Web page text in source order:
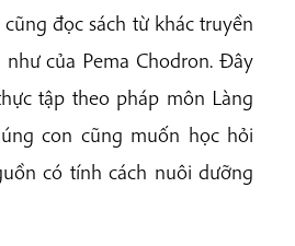
đọc sách từ khác truyền
của Pema Chodron. Đây
tập theo pháp môn Làng
con cũng muốn học hỏi
có tính cách nuôi dưỡng